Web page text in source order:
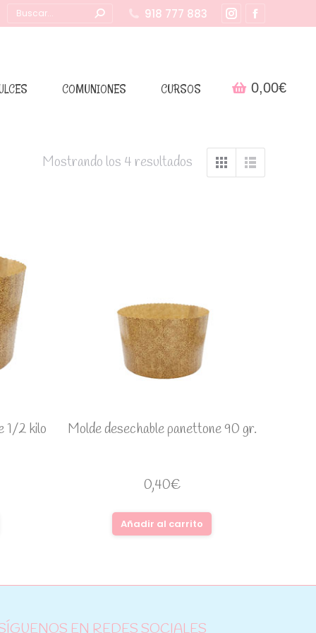
Buscar: 918 777 883
Instagram
in
Facebook
in
COMUNIONES CURSOS 0,00€
Mostrando los 4 resultados
1/2 kilo Molde desechable panettone 90 gr.
0,40€
Añadir al carrito